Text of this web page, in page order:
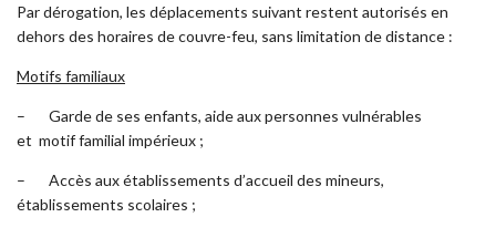
Par dérogation, les déplacements suivant restent autorisés en
dehors des horaires de couvre-feu, sans limitation de distance :
Motifs familiaux
– Garde de ses enfants, aide aux personnes vulnérables
et motif familial impérieux ;
– Accès aux établissements d’accueil des mineurs,
établissements scolaires ;